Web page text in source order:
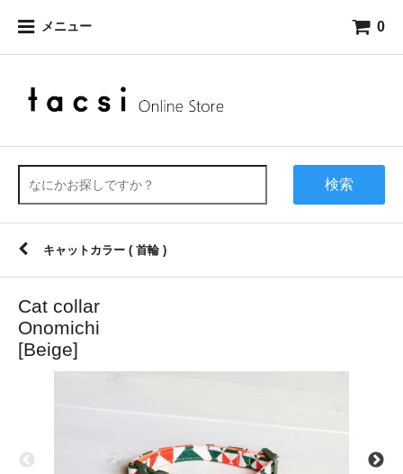
メニュー 0
検索
キャットカラー ( 首輪 )
Cat collar
Onomichi
[Beige]